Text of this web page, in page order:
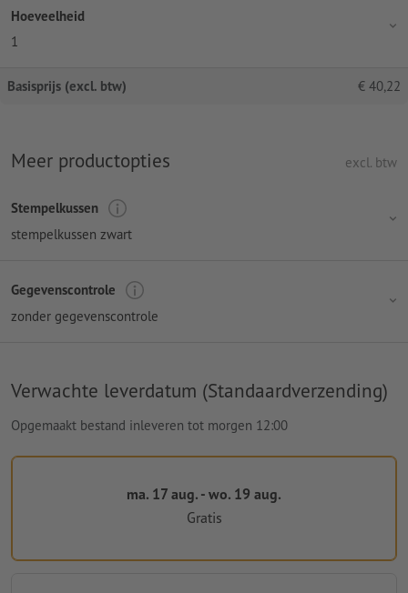
Hoeveelheid
1
Basisprijs (excl. btw) € 40,22
Meer productopties excl. btw
Stempelkussen
stempelkussen zwart
Gegevenscontrole
zonder gegevenscontrole
Verwachte leverdatum (Standaardverzending)
Opgemaakt bestand inleveren tot morgen 12:00
ma. 17 aug. - wo. 19 aug.
Gratis